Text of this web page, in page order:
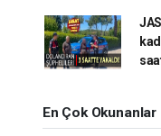
En Çok Okunanlar